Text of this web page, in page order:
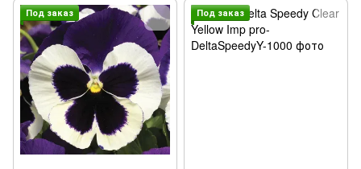
Под заказ Под заказ